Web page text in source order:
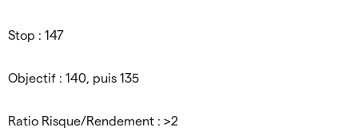
Stop : 147
Objectif : 140, puis 135
Ratio Risque/Rendement : >2